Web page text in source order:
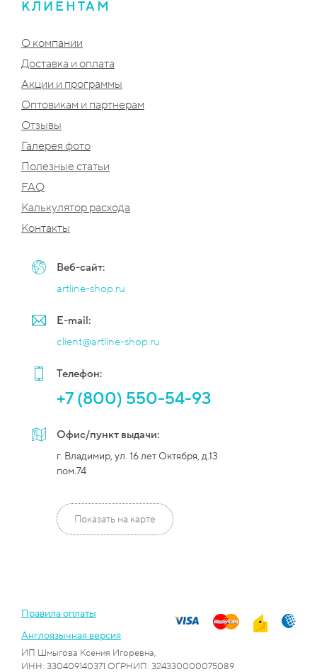
КЛИЕНТАМ
О компании
Доставка и оплата
Акции и программы
Оптовикам и партнерам
Отзывы
Галерея фото
Полезные статьи
FAQ
Калькулятор расхода
Контакты
Веб-сайт:
artline-shop.ru
E-mail:
client@artline-shop.ru
Телефон:
+7 (800) 550-54-93
Офис/пункт выдачи:
г. Владимир, ул. 16 лет Октября, д.13
пом.74
Показать на карте
Правила оплаты
Англоязычная версия
ИП Шмыгова Ксения Игоревна,
ИНН: 330409140371 ОГРНИП: 324330000075089